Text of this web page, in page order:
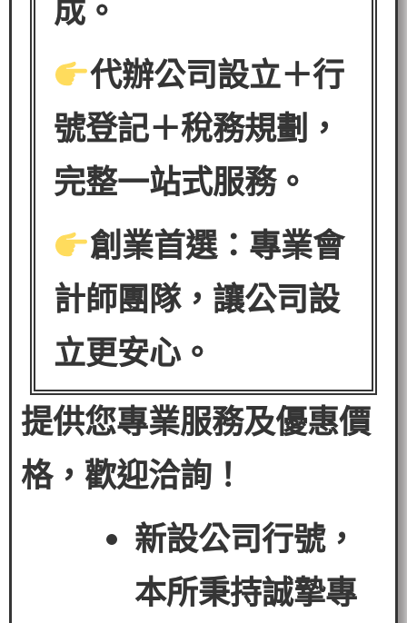
成。
代辦公司設立＋行
號登記＋稅務規劃，
完整一站式服務。
創業首選：專業會
計師團隊，讓公司設
立更安心。
提供您專業服務及優惠價
格，歡迎洽詢！
新設公司行號，
本所秉持誠摯專